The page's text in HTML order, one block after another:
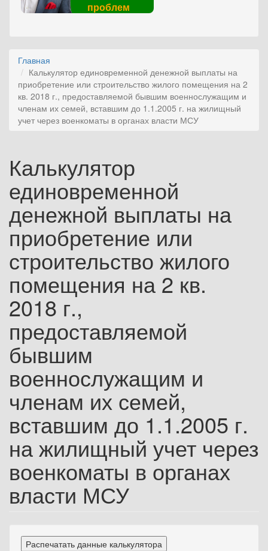
проблем
Главная
Калькулятор единовременной денежной выплаты на
приобретение или строительство жилого помещения на 2
кв. 2018 г., предоставляемой бывшим военнослужащим и
членам их семей, вставшим до 1.1.2005 г. на жилищный
учет через военкоматы в органах власти МСУ
Калькулятор
единовременной
денежной выплаты на
приобретение или
строительство жилого
помещения на 2 кв.
2018 г.,
предоставляемой
бывшим
военнослужащим и
членам их семей,
вставшим до 1.1.2005 г.
на жилищный учет через
военкоматы в органах
власти МСУ
Распечатать данные калькулятора